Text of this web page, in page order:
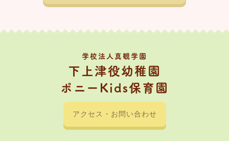
学校法人真観学園
下上津役幼稚園
ポニーKids保育園
アクセス・お問い合わせ